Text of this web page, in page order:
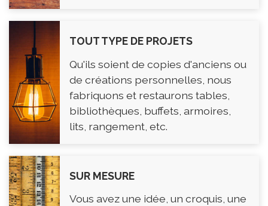
TOUT TYPE DE PROJETS
Qu'ils soient de copies d'anciens ou
de créations personnelles, nous
fabriquons et restaurons tables,
bibliothèques, buffets, armoires,
lits, rangement, etc.
SUR MESURE
Vous avez une idée, un croquis, une